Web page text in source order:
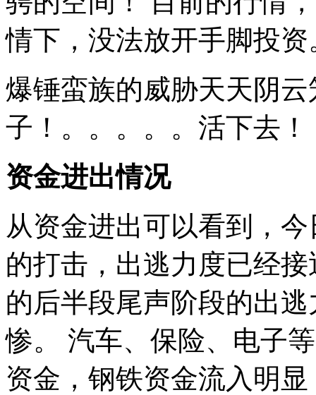
情下，没法放开手脚投资
爆锤蛮族的威胁天天阴
子！。。。。。活下去！
资金进出情况
从资金进出可以看到，
的打击，出逃力度已经
的后半段尾声阶段的出
惨。 汽车、保险、电子
资金，钢铁资金流入明